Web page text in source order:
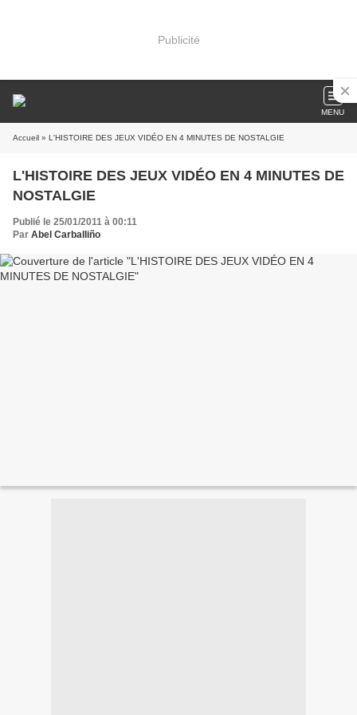
Publicité
MENU
Accueil » L'HISTOIRE DES JEUX VIDÉO EN 4 MINUTES DE NOSTALGIE
L'HISTOIRE DES JEUX VIDÉO EN 4 MINUTES DE
NOSTALGIE
Publié le 25/01/2011 à 00:11
Par Abel Carballiño